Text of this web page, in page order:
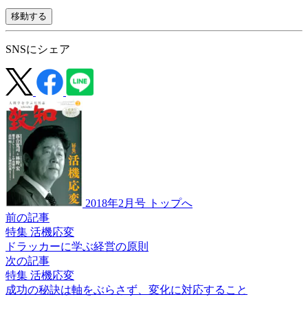
移動する
SNSにシェア
2018年2月号 トップへ
前の記事
特集 活機応変
ドラッカーに学ぶ経営の原則
次の記事
特集 活機応変
成功の秘訣は軸をぶらさず、 変化に対応すること